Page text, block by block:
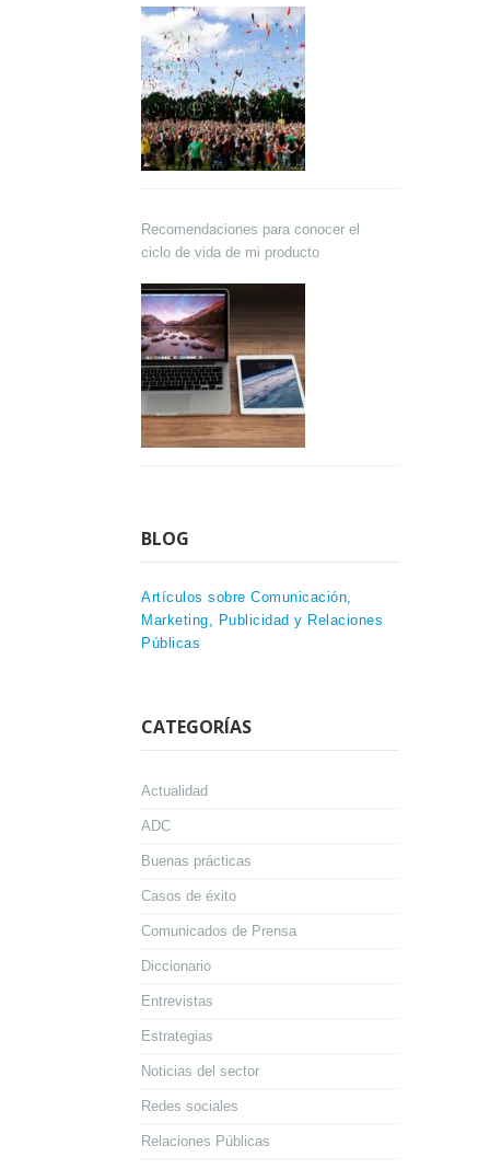
Recomendaciones para conocer el
ciclo de vida de mi producto
BLOG
Artículos sobre Comunicación,
Marketing, Publicidad y Relaciones
Públicas
CATEGORÍAS
Actualidad
ADC
Buenas prácticas
Casos de éxito
Comunicados de Prensa
Diccionario
Entrevistas
Estrategias
Noticias del sector
Redes sociales
Relaciones Públicas